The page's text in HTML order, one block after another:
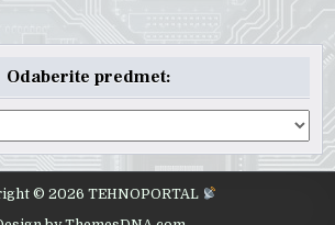
Odaberite predmet:
© 2026 TEHNOPORTAL